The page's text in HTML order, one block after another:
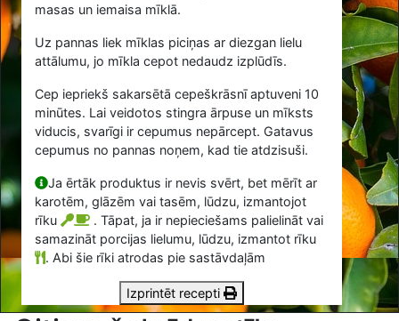
masas un iemaisa mīklā.
Uz pannas liek mīklas piciņas ar diezgan lielu
attālumu, jo mīkla cepot nedaudz izplūdīs.
Cep iepriekš sakarsētā cepeškrāsnī aptuveni 10
minūtes. Lai veidotos stingra ārpuse un mīksts
viducis, svarīgi ir cepumus nepārcept. Gatavus
cepumus no pannas noņem, kad tie atdzisuši.
Ja ērtāk produktus ir nevis svērt, bet mērīt ar
karotēm, glāzēm vai tasēm, lūdzu, izmantojot
rīku
. Tāpat, ja ir nepieciešams palielināt vai
samazināt porcijas lielumu, lūdzu, izmantot rīku
. Abi šie rīki atrodas pie sastāvdaļām
Izprintēt recepti